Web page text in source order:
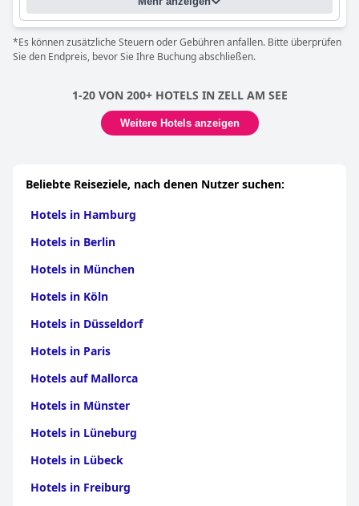
*Es können zusätzliche Steuern oder Gebühren anfallen. Bitte überprüfen
Sie den Endpreis, bevor Sie Ihre Buchung abschließen.
1-20 VON 200+ HOTELS IN ZELL AM SEE
Weitere Hotels anzeigen
Beliebte Reiseziele, nach denen Nutzer suchen:
Hotels in Hamburg
Hotels in Berlin
Hotels in München
Hotels in Köln
Hotels in Düsseldorf
Hotels in Paris
Hotels auf Mallorca
Hotels in Münster
Hotels in Lüneburg
Hotels in Lübeck
Hotels in Freiburg